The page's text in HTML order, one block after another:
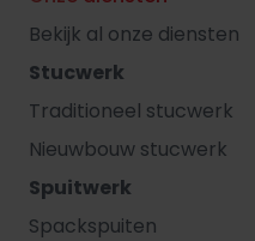
Bekijk al onze diensten
Stucwerk
Traditioneel stucwerk
Nieuwbouw stucwerk
Spuitwerk
Spackspuiten